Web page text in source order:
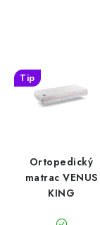
Tip
Ortopedický
matrac VENUS
KING